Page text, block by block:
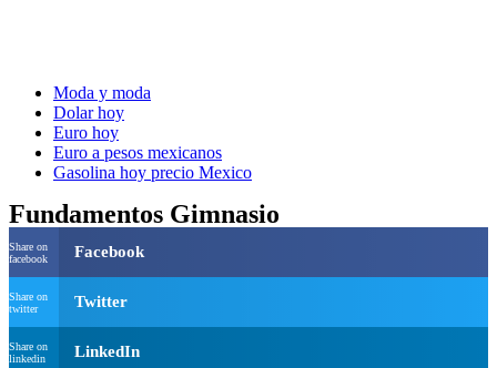
Moda y moda
Dolar hoy
Euro hoy
Euro a pesos mexicanos
Gasolina hoy precio Mexico
Fundamentos Gimnasio
Share on
facebook
Facebook
Share on
twitter
Twitter
Share on
linkedin
LinkedIn